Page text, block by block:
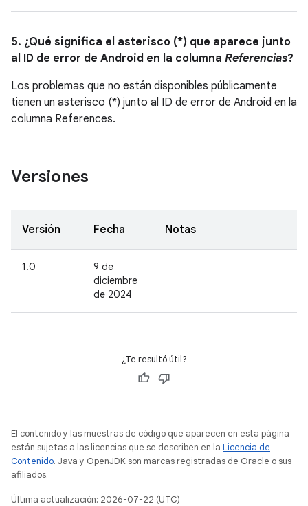
5. ¿Qué significa el asterisco (*) que aparece junto
al ID de error de Android en la columna Referencias?
Los problemas que no están disponibles públicamente
tienen un asterisco (*) junto al ID de error de Android en la
columna References.
Versiones
Versión Fecha Notas
1.0
9 de
diciembre
de 2024
¿Te resultó útil?
El contenido y las muestras de código que aparecen en esta página
están sujetas a las licencias que se describen en la Licencia de
Contenido. Java y OpenJDK son marcas registradas de Oracle o sus
afiliados.
Última actualización: 2026-07-22 (UTC)